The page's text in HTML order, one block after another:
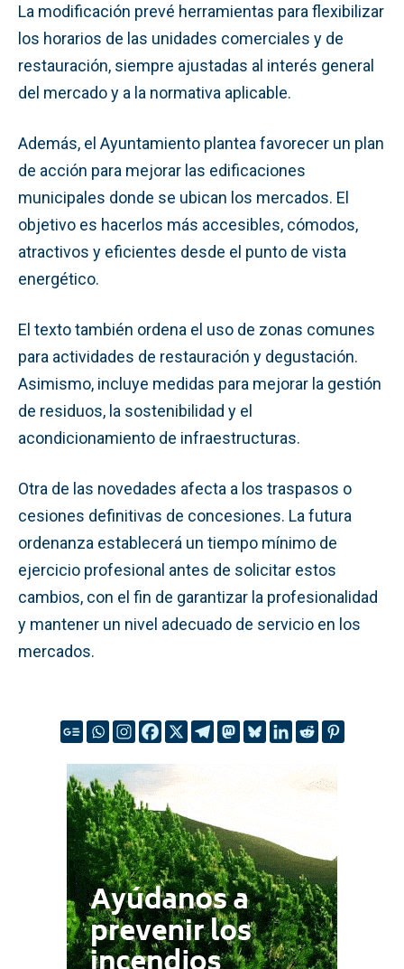
La modificación prevé herramientas para flexibilizar
los horarios de las unidades comerciales y de
restauración, siempre ajustadas al interés general
del mercado y a la normativa aplicable.
Además, el Ayuntamiento plantea favorecer un plan
de acción para mejorar las edificaciones
municipales donde se ubican los mercados. El
objetivo es hacerlos más accesibles, cómodos,
atractivos y eficientes desde el punto de vista
energético.
El texto también ordena el uso de zonas comunes
para actividades de restauración y degustación.
Asimismo, incluye medidas para mejorar la gestión
de residuos, la sostenibilidad y el
acondicionamiento de infraestructuras.
Otra de las novedades afecta a los traspasos o
cesiones definitivas de concesiones. La futura
ordenanza establecerá un tiempo mínimo de
ejercicio profesional antes de solicitar estos
cambios, con el fin de garantizar la profesionalidad
y mantener un nivel adecuado de servicio en los
mercados.